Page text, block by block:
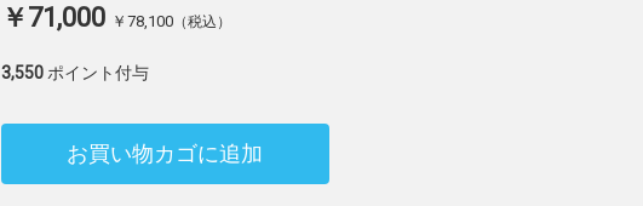
￥71,000 ￥78,100 （税込）
3,550 ポイント付与
お買い物カゴに追加